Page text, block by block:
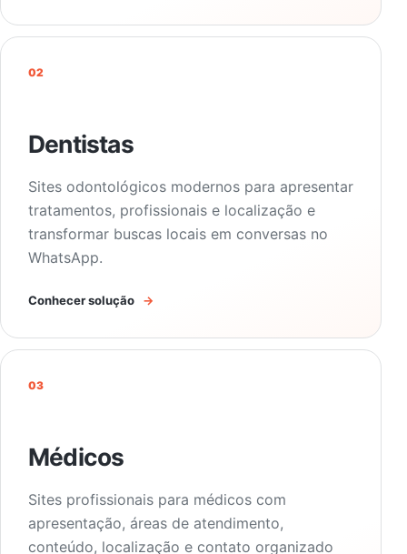
02
Dentistas
Sites odontológicos modernos para apresentar
tratamentos, profissionais e localização e
transformar buscas locais em conversas no
WhatsApp.
Conhecer solução →
03
Médicos
Sites profissionais para médicos com
apresentação, áreas de atendimento,
conteúdo, localização e contato organizado